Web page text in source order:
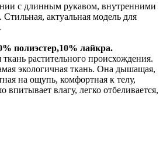
с длинным рукавом, внутренними
актуальная модель для
полиэстер,10% лайкра.
ткань растительного происхождения.
экологичная ткань. Она дышащая,
на ощупь, комфортная к телу,
впитывает влагу, легко отбеливается,